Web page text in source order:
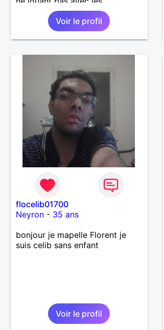
sentiments des hommes? Etant
un homme protecteur et
bienveillant, je veux continuer
d'y croire et pouvoir enfin
profiteuse et autres joyeuseté
passer votre chemin, vous ne
m'intéressez pas du tout!
Voir le profil
flocelib01700
Neyron- 35 ans
bonjour je mapelle Florent je
suis celib sans enfant
Voir le profil